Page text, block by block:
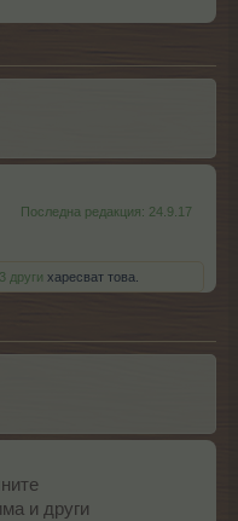
Последна редакция: 24.9.17
3 други харесват това.
и други